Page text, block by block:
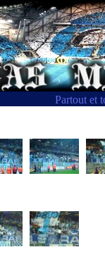
Partout et